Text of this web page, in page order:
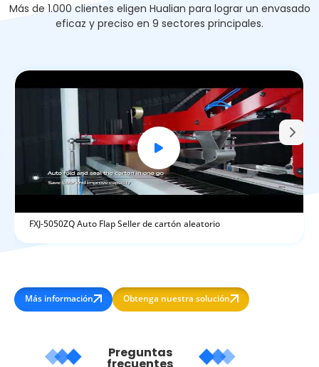
Más de 1.000 clientes eligen Hualian para lograr un envasado
eficaz y preciso en 9 sectores principales.
FXJ-5050ZQ Auto Flap Seller de cartón aleatorio
Más información Obtenga nuestra solución
Preguntas